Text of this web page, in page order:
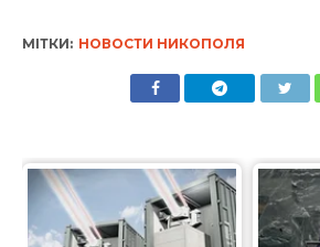
МІТКИ: НОВОСТИ НИКОПОЛЯ